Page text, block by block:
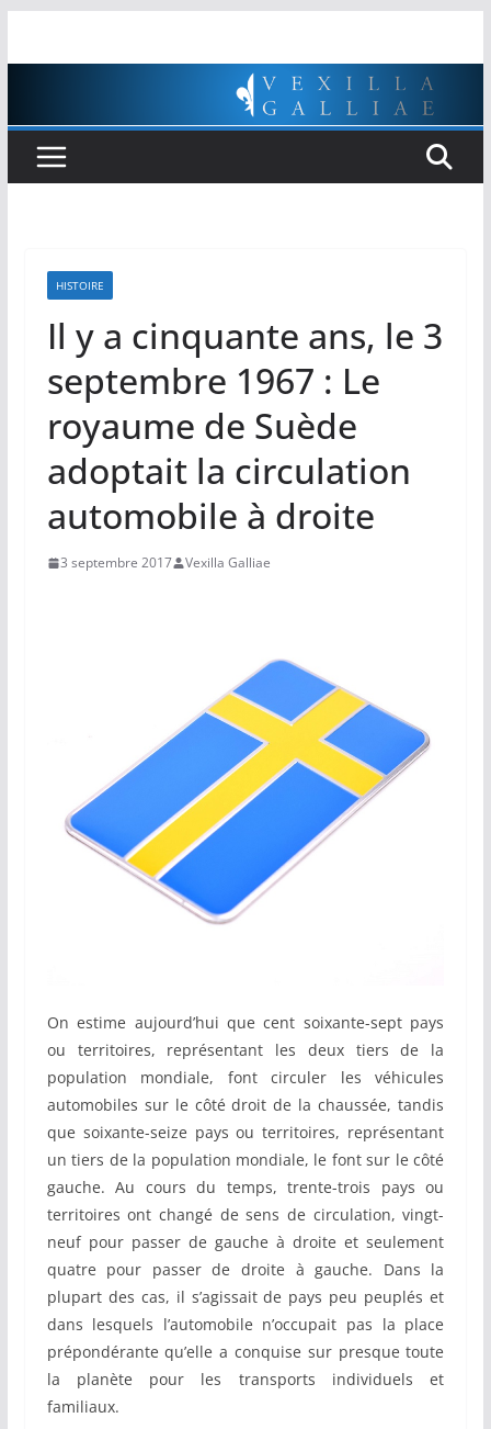
HISTOIRE
Il y a cinquante ans, le 3
septembre 1967 : Le
royaume de Suède
adoptait la circulation
automobile à droite
3 septembre 2017 Vexilla Galliae
On estime aujourd’hui que cent soixante-sept pays
ou territoires, représentant les deux tiers de la
population mondiale, font circuler les véhicules
automobiles sur le côté droit de la chaussée, tandis
que soixante-seize pays ou territoires, représentant
un tiers de la population mondiale, le font sur le côté
gauche. Au cours du temps, trente-trois pays ou
territoires ont changé de sens de circulation, vingt-
neuf pour passer de gauche à droite et seulement
quatre pour passer de droite à gauche. Dans la
plupart des cas, il s’agissait de pays peu peuplés et
dans lesquels l’automobile n’occupait pas la place
prépondérante qu’elle a conquise sur presque toute
la planète pour les transports individuels et
familiaux.